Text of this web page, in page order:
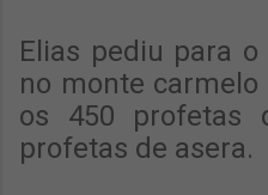
Elias pediu para
no monte
os 450 profetas
profetas de asera.